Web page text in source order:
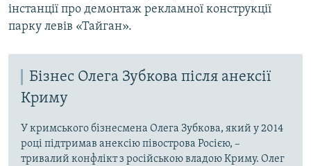
інстанції про демонтаж рекламної конструкції
парку левів «Тайган».
Бізнес Олега Зубкова після анексії
Криму
У кримського бізнесмена Олега Зубкова, який у 2014
році підтримав анексію півострова Росією, –
тривалий конфлікт з російською владою Криму. Олег